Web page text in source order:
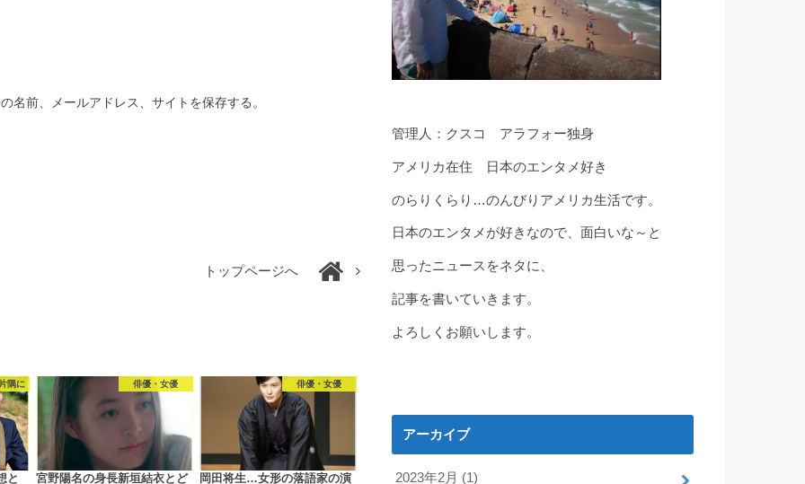
名前、メールアドレス、サイトを保存する。
トップページへ
隅に
と
俳優・女優
宮野陽名の身長新垣結衣とど
俳優・女優
岡田将生…女形の落語家の演
管理人：クスコ アラフォー独身
アメリカ在住 日本のエンタメ好き
のらりくらり…のんびりアメリカ生活です。
日本のエンタメが好きなので、面白いな～と
思ったニュースをネタに、
記事を書いていきます。
よろしくお願いします。
アーカイブ
2023年2月 (1)